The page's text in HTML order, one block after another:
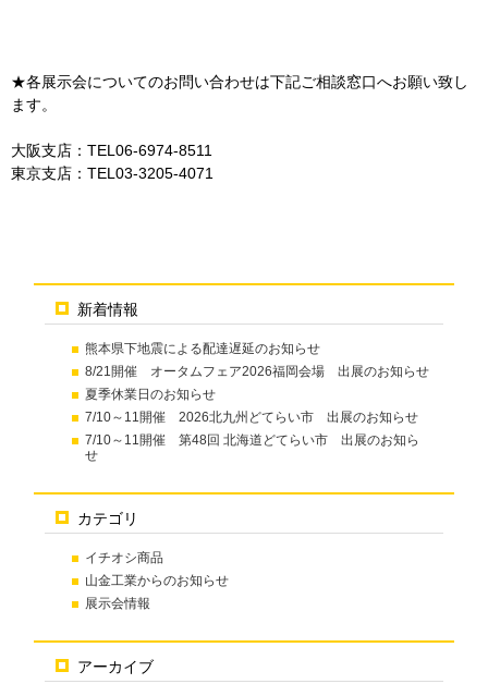
新着情報
熊本県下地震による配達遅延のお知らせ
8/21開催 オータムフェア2026福岡会場 出展のお知らせ
夏季休業日のお知らせ
7/10～11開催 2026北九州どてらい市 出展のお知らせ
7/10～11開催 第48回 北海道どてらい市 出展のお知ら
せ
カテゴリ
イチオシ商品
山金工業からのお知らせ
展示会情報
アーカイブ
★各展示会についてのお問い合わせは下記ご相談窓口へお願い致し
ます。
大阪支店：TEL06-6974-8511
東京支店：TEL03-3205-4071